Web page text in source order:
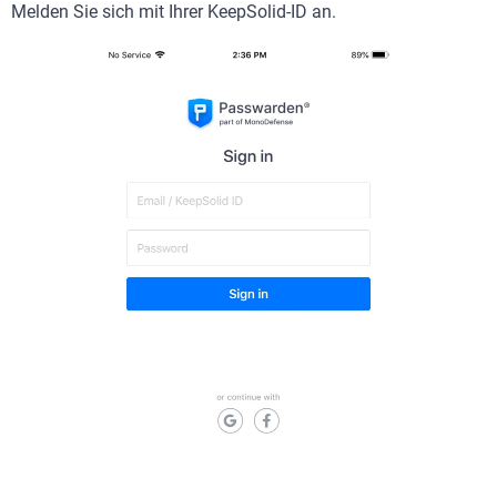
Melden Sie sich mit Ihrer KeepSolid-ID an.